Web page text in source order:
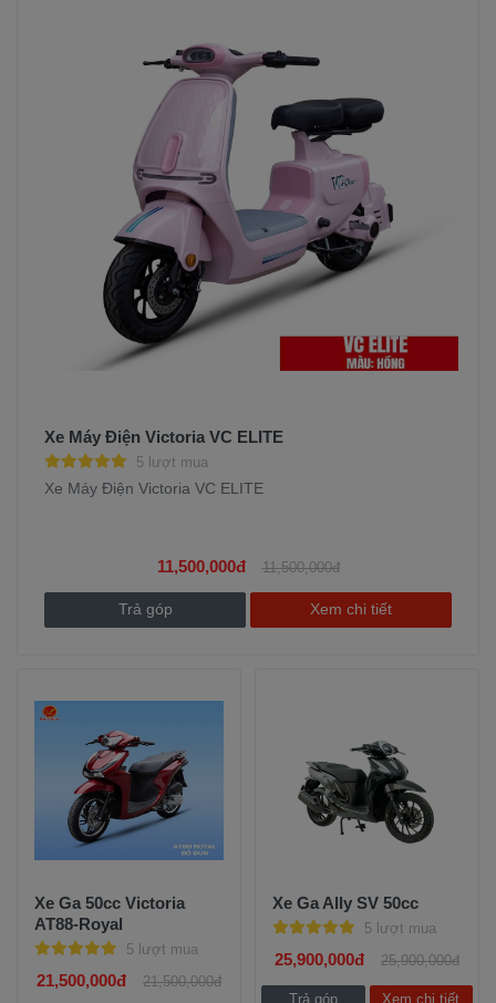
Xe Máy Điện Victoria VC ELITE
5 lượt mua
Xe Máy Điện Victoria VC ELITE
11,500,000đ 11,500,000đ
Trả góp Xem chi tiết
Xe Ga 50cc Victoria
AT88-Royal
5 lượt mua
21,500,000đ 21,500,000đ
Xe Ga Ally SV 50cc
5 lượt mua
25,900,000đ 25,900,000đ
Trả góp Xem chi tiết